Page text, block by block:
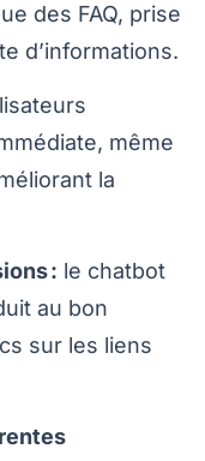
des FAQ, prise
d’informations.
même
la
: le chatbot
au bon
sur les liens